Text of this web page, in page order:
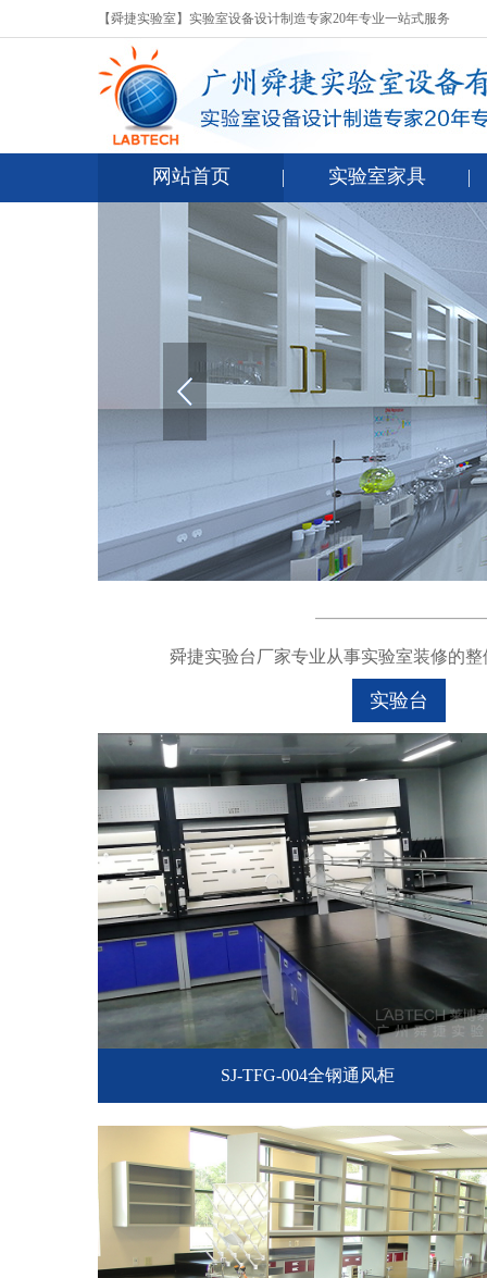
【舜捷实验室】实验室设备设计制造专家20年专业一站式服务
网站首页 实验室家具
舜捷实验台厂家专业从事实验室装修的
实验台
SJ-TFG-004全钢通风柜